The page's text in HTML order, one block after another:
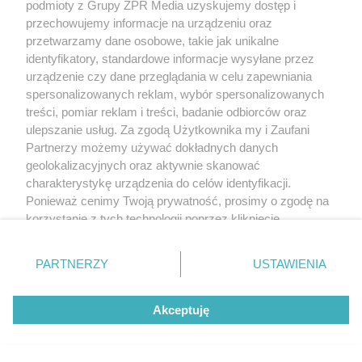
podmioty z Grupy ZPR Media uzyskujemy dostęp i
przechowujemy informacje na urządzeniu oraz
przetwarzamy dane osobowe, takie jak unikalne
identyfikatory, standardowe informacje wysyłane przez
urządzenie czy dane przeglądania w celu zapewniania
spersonalizowanych reklam, wybór spersonalizowanych
treści, pomiar reklam i treści, badanie odbiorców oraz
ulepszanie usług. Za zgodą Użytkownika my i Zaufani
Partnerzy możemy używać dokładnych danych
geolokalizacyjnych oraz aktywnie skanować
charakterystykę urządzenia do celów identyfikacji.
Ponieważ cenimy Twoją prywatność, prosimy o zgodę na
korzystanie z tych technologii poprzez kliknięcie
zmienić/wycofać klikając przycisk ustawień prywatności
znajdujący się w lewym dolnym rogu strony
rodzaje przetwarzania danych nie wymagają zgody
użytkownika, ale masz prawo sprzeciwić się takiemu
przetwarzaniu. Preferencje będą miały zastosowanie tylko
PARTNERZY USTAWIENIA
Akceptuję